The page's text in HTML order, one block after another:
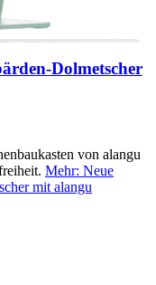
Dolmetscher
von alangu
Mehr: Neue
mit alangu